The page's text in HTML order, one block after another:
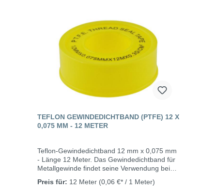
brennbar, nicht entzündbar kein Verfallsdatum
resistent gegen Pilzbefall quillt nicht
TEFLON GEWINDEDICHTBAND (PTFE) 12 X
0,075 MM - 12 METER
Teflon-Gewindedichtband 12 mm x 0,075 mm
- Länge 12 Meter. Das Gewindedichtband für
Metallgewinde findet seine Verwendung bei
Kalt- und Warmwasserbereich.Nicht DVGW
Preis für: 12 Meter (0,06 €* / 1 Meter)